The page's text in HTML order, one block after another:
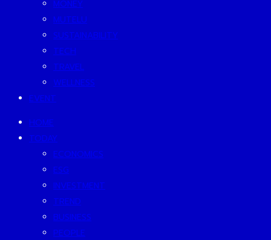
MONEY
MUTELU
SUSTAINABILITY
TECH
TRAVEL
WELLNESS
EVENT
HOME
TODAY
ECONOMICS
ESG
INVESTMENT
TREND
BUSINESS
PEOPLE